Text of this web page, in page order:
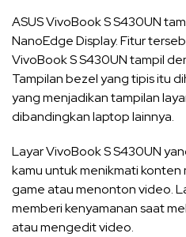
ASUS VivoBook S S430UN
NanoEdge Display. Fitur
VivoBook S S430UN tampil
Tampilan bezel yang tipis itu
yang menjadikan tampilan
dibandingkan laptop lainnya.
Layar VivoBook S S430UN
kamu untuk menikmati
game atau menonton video.
memberi kenyamanan saat
atau mengedit video.